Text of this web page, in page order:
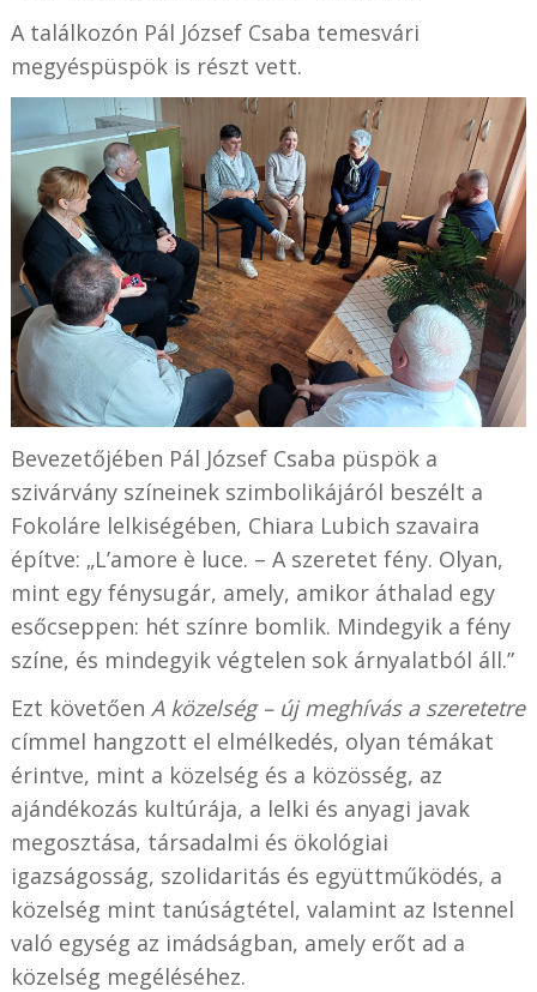
A találkozón Pál József Csaba temesvári
megyéspüspök is részt vett.
Bevezetőjében Pál József Csaba püspök a
szivárvány színeinek szimbolikájáról beszélt a
Fokoláre lelkiségében, Chiara Lubich szavaira
építve: „L’amore è luce. – A szeretet fény. Olyan,
mint egy fénysugár, amely, amikor áthalad egy
esőcseppen: hét színre bomlik. Mindegyik a fény
színe, és mindegyik végtelen sok árnyalatból áll.”
Ezt követően A közelség – új meghívás a szeretetre
címmel hangzott el elmélkedés, olyan témákat
érintve, mint a közelség és a közösség, az
ajándékozás kultúrája, a lelki és anyagi javak
megosztása, társadalmi és ökológiai
igazságosság, szolidaritás és együttműködés, a
közelség mint tanúságtétel, valamint az Istennel
való egység az imádságban, amely erőt ad a
közelség megéléséhez.